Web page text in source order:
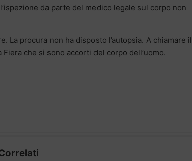
da parte del medico legale sul corpo non
La procura non ha disposto l’autopsia. A chiamare il
che si sono accorti del corpo dell’uomo.